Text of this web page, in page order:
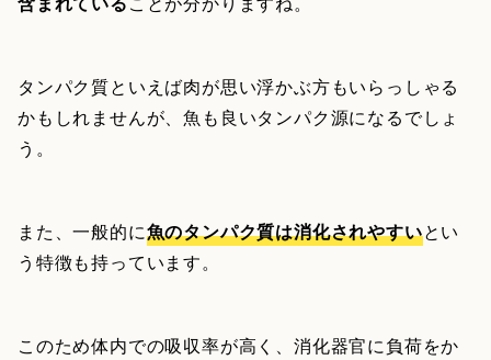
タンパク質といえば肉が思い浮かぶ方もいらっしゃる
かもしれませんが、魚も良いタンパク源になるでしょ
う。
また、一般的に魚のタンパク質は消化されやすいとい
う特徴も持っています。
このため体内での吸収率が高く、消化器官に負荷をか